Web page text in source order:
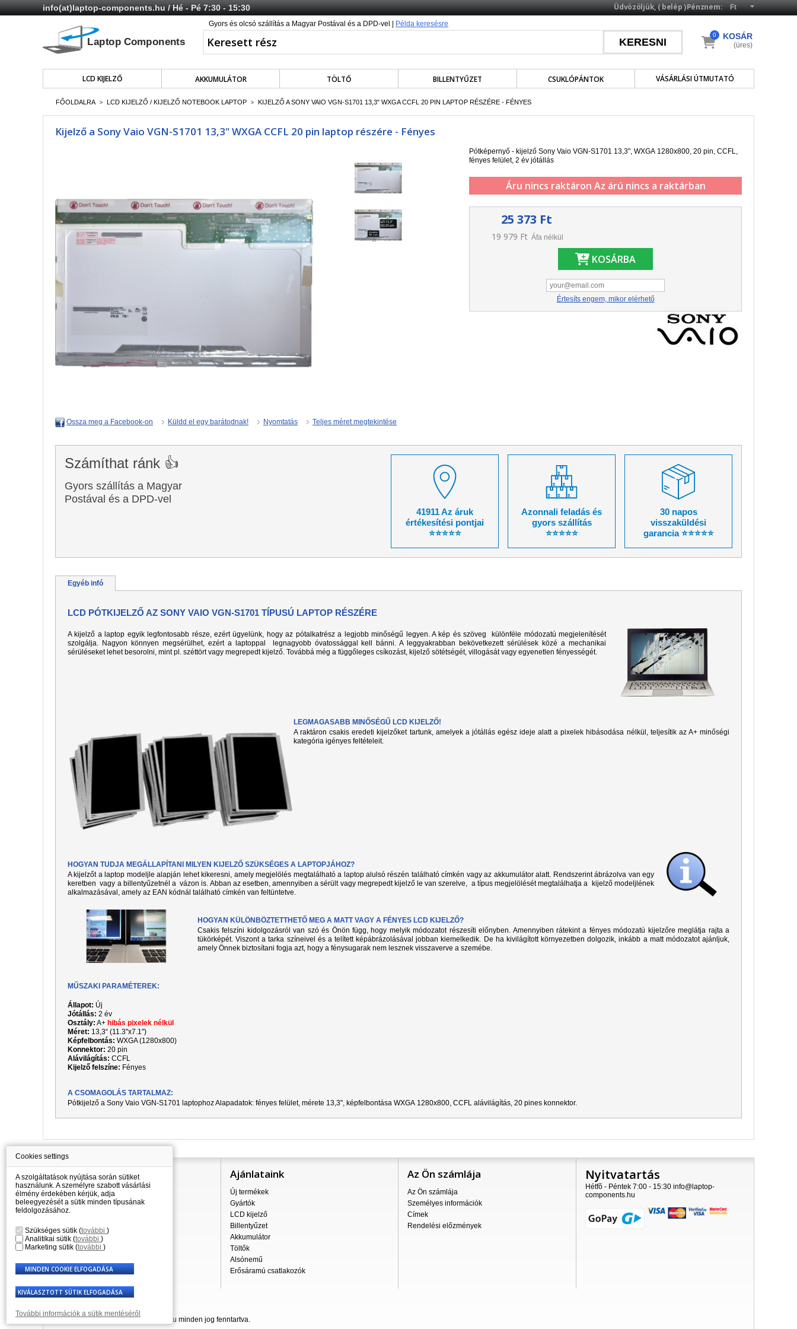
info(at)laptop-components.hu/ Hé - Pé 7:30 - 15:30 Pénznem:
Üdvözöljük, (belép)
Gyors és olcsó szállítás a Magyar Postával és a DPD-vel | Példa keresésre
LCD KIJELZŐ AKKUMULÁTOR TÖLTŐ BILLENTYŰZET CSUKLÓPÁNTOK VÁSÁRLÁSI ÚTMUTATÓ
KOSÁR
0
(üres)
FŐOLDALRA > LCD KIJELZŐ / KIJELZŐ NOTEBOOK LAPTOP > KIJELZŐ A SONY VAIO VGN-S1701 13,3" WXGA CCFL 20 PIN LAPTOP RÉSZÉRE - FÉNYES
Kijelző a Sony Vaio VGN-S1701 13,3" WXGA CCFL 20 pin laptop részére - Fényes
Pótképernyő - kijelző Sony Vaio VGN-S1701 13,3", WXGA 1280x800, 20 pin, CCFL,
fényes felület, 2 év jótállás
Áru nincs raktáron Az árú nincs a raktárban
25 373 Ft
19 979 Ft Áfa nélkül
KOSÁRBA
Értesíts engem, mikor elérhető
Ossza meg a Facebook-on Küldd el egy barátodnak! Nyomtatás Teljes méret megtekintése
Számíthat ránk 👍
Gyors szállítás a Magyar
Postával és a DPD-vel
41911 Az áruk
értékesítési pontjai
⭐⭐⭐⭐⭐
Azonnali feladás és
gyors szállítás
⭐⭐⭐⭐⭐
30 napos
visszaküldési
garancia ⭐⭐⭐⭐⭐
Egyéb infó
LCD PÓTKIJELZŐ AZ SONY VAIO VGN-S1701 TÍPUSÚ LAPTOP RÉSZÉRE
A kijelző a laptop egyik legfontosabb része, ezért ügyelünk, hogy az pótalkatrész a legjobb minőségű legyen. A kép és szöveg különféle módozatú megjelenítését
szolgálja. Nagyon könnyen megsérülhet, ezért a laptoppal legnagyobb óvatossággal kell bánni. A leggyakrabban bekövetkezett sérülések közé a mechanikai
sérüléseket lehet besorolni, mint pl. széttört vagy megrepedt kijelző. Továbbá még a függőleges csíkozást, kijelző sötétségét, villogását vagy egyenetlen fényességét.
LEGMAGASABB MINŐSÉGŰ LCD KIJELZŐ!
A raktáron csakis eredeti kijelzőket tartunk, amelyek a jótállás egész ideje alatt a pixelek hibásodása nélkül, teljesítik az A+ minőségi
kategória igényes feltételeit.
HOGYAN TUDJA MEGÁLLAPÍTANI MILYEN KIJELZŐ SZÜKSÉGES A LAPTOPJÁHOZ?
A kijelzőt a laptop modeljle alapján lehet kikeresni, amely megjelölés megtalálható a laptop alulsó részén található címkén vagy az akkumulátor alatt. Rendszerint ábrázolva van egy
keretben vagy a billentyűzetnél a vázon is. Abban az esetben, amennyiben a sérült vagy megrepedt kijelző le van szerelve, a típus megjelölését megtalálhatja a kijelző modeljlének
alkalmazásával, amely az EAN kódnál található címkén van feltüntetve.
HOGYAN KÜLÖNBÖZTETTHETŐ MEG A MATT VAGY A FÉNYES LCD KIJELZŐ?
Csakis felszíni kidolgozásról van szó és Önön függ, hogy melyik módozatot részesíti előnyben. Amennyiben rátekint a fényes módozatú kijelzőre meglátja rajta a
tükörképét. Viszont a tarka színeivel és a telített képábrázolásával jobban kiemelkedik. De ha kivilágított környezetben dolgozik, inkább a matt módozatot ajánljuk,
amely Önnek biztosítani fogja azt, hogy a fénysugarak nem lesznek visszaverve a szemébe.
MŰSZAKI PARAMÉTEREK:
Állapot: Új
Jótállás: 2 év
Osztály: A+ hibás pixelek nélkül
Méret: 13,3“ (11.3"x7.1")
Képfelbontás: WXGA (1280x800)
Konnektor: 20 pin
Alávilágítás: CCFL
Kijelző felszíne: Fényes
A CSOMAGOLÁS TARTALMAZ:
Pótkijelző a Sony Vaio VGN-S1701 laptophoz Alapadatok: fényes felület, mérete 13,3", képfelbontása WXGA 1280x800, CCFL alávilágítás, 20 pines konnektor.
Információ
Mindent a vásárlásról
A szállítás árai
Nagykereskedés
Reklamációs szabályzat
Üzleti feltételek
A személyes adatok feldolgozása
Ajánlataink
Új termékek
Gyártók
LCD kijelző
Billentyűzet
Akkumulátor
Töltők
Alsónemű
Erősáramú csatlakozók
Az Ön számlája
Az Ön számlája
Személyes információk
Címek
Rendelési előzmények
Nyitvatartás
Hétfõ - Péntek 7:00 - 15:30 info@laptop-
components.hu
© 2007 - 2026 Laptop-Components.hu minden jog fenntartva.
Cookies settings
A szolgáltatások nyújtása során sütiket
használunk. A személyre szabott vásárlási
élmény érdekében kérjük, adja
beleegyezését a sütik minden típusának
feldolgozásához.
Szükséges sütik (további )
Analitikai sütik (további )
Marketing sütik (további )
További információk a sütik mentéséről